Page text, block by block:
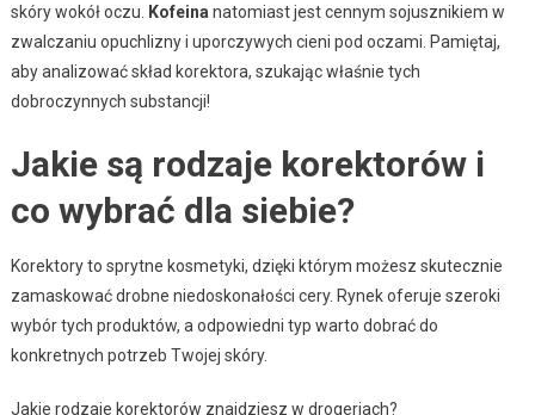
skóry wokół oczu.
Kofeina natomiast jest cennym sojusznikiem w
zwalczaniu opuchlizny i uporczywych cieni pod oczami. Pamiętaj,
aby analizować skład korektora, szukając właśnie tych
dobroczynnych substancji!
Jakie są rodzaje korektorów i
co wybrać dla siebie?
Korektory to sprytne kosmetyki, dzięki którym możesz skutecznie
zamaskować drobne niedoskonałości cery. Rynek oferuje szeroki
wybór tych produktów, a odpowiedni typ warto dobrać do
konkretnych potrzeb Twojej skóry.
Jakie rodzaje korektorów znajdziesz w drogeriach?